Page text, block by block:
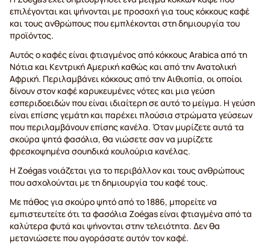
επιλέγονται και ψήνονται με προσοχή για τους κόκκους καφέ
και τους ανθρώπους που εμπλέκονται στη δημιουργία του
προϊόντος.
Αυτός ο καφές είναι φτιαγμένος από κόκκους Arabica από τη
Νότια και Κεντρική Αμερική καθώς και από την Ανατολική
Αφρική. Περιλαμβάνει κόκκους από την Αιθιοπία, οι οποίοι
δίνουν στον καφέ καρυκευμένες νότες και μια γεύση
εσπεριδοειδών που είναι ιδιαίτερη σε αυτό το μείγμα. Η γεύση
είναι επίσης γεμάτη και παρέχει πλούσια στρώματα γεύσεων
που περιλαμβάνουν επίσης κανέλα. Όταν μυρίζετε αυτά τα
σκούρα ψητά φασόλια, θα νιώσετε σαν να μυρίζετε
φρεσκοψημένα σουηδικά κουλούρια κανέλας.
Η Zoégas νοιάζεται για το περιβάλλον και τους ανθρώπους
που ασχολούνται με τη δημιουργία του καφέ τους.
Με πάθος για σκούρο ψητό από το 1886, μπορείτε να
εμπιστευτείτε ότι τα φασόλια Zoégas είναι φτιαγμένα από τα
καλύτερα φυτά και ψήνονται στην τελειότητα. Δεν θα
μετανιώσετε που αγοράσατε αυτόν τον καφέ.